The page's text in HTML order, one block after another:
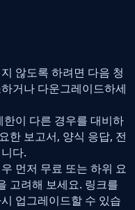
않도록 하려면 다음 청
거나 다운그레이드하세
이 다른 경우를 대비하
한 보고서, 양식 응답, 전
다.
먼저 무료 또는 하위 요
고려해 보세요. 링크를
업그레이드할 수 있습